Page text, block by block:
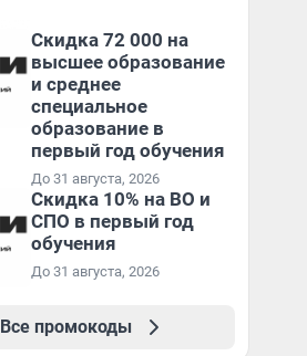
Скидка 72 000 на
высшее образование
и среднее
специальное
образование в
первый год обучения
До 31 августа, 2026
Скидка 10% на ВО и
СПО в первый год
обучения
До 31 августа, 2026
Все промокоды